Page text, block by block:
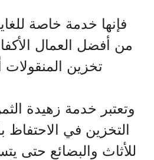
فإنها خدمة خاصة
من أفضل العمال
تخزين المنقولات
وتعتبر خدمة زهيدة
التخزين في الاحتفاظ
للأثاث والبضائع حتى